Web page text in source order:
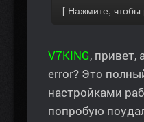
V7KING, привет,
error? Это
настройками
попробую